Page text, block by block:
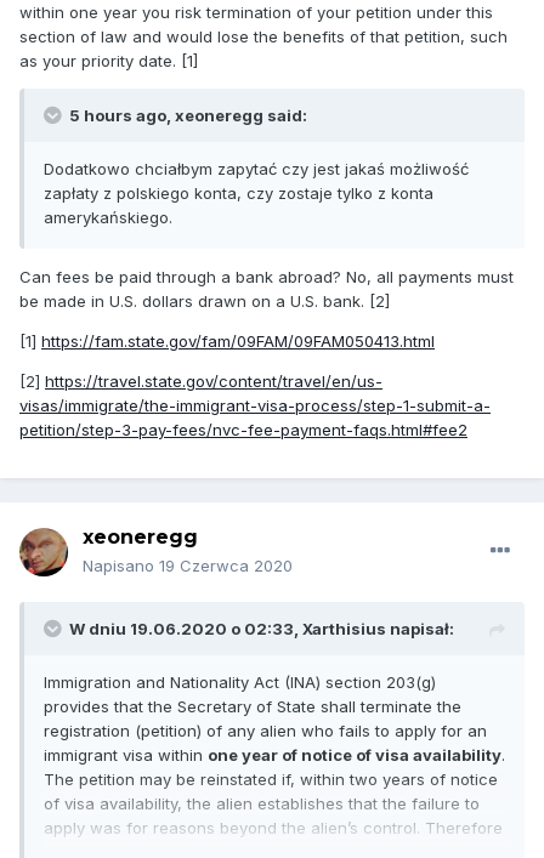
within one year you risk termination of your petition under this
section of law and would lose the benefits of that petition, such
as your priority date. [1]
5 hours ago, xeoneregg said:
Dodatkowo chciałbym zapytać czy jest jakaś możliwość
zapłaty z polskiego konta, czy zostaje tylko z konta
amerykańskiego.
Can fees be paid through a bank abroad? No, all payments must
be made in U.S. dollars drawn on a U.S. bank. [2]
[1] https://fam.state.gov/fam/09FAM/09FAM050413.html
[2] https://travel.state.gov/content/travel/en/us-
visas/immigrate/the-immigrant-visa-process/step-1-submit-a-
petition/step-3-pay-fees/nvc-fee-payment-faqs.html#fee2
xeoneregg
Napisano 19 Czerwca 2020
W dniu 19.06.2020 o 02:33, Xarthisius napisał:
Immigration and Nationality Act (INA) section 203(g)
provides that the Secretary of State shall terminate the
registration (petition) of any alien who fails to apply for an
immigrant visa within one year of notice of visa availability.
The petition may be reinstated if, within two years of notice
of visa availability, the alien establishes that the failure to
apply was for reasons beyond the alien’s control. Therefore